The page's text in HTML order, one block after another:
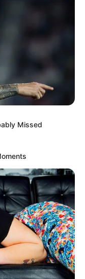
Arroz: Almoço
de 2020
Missed